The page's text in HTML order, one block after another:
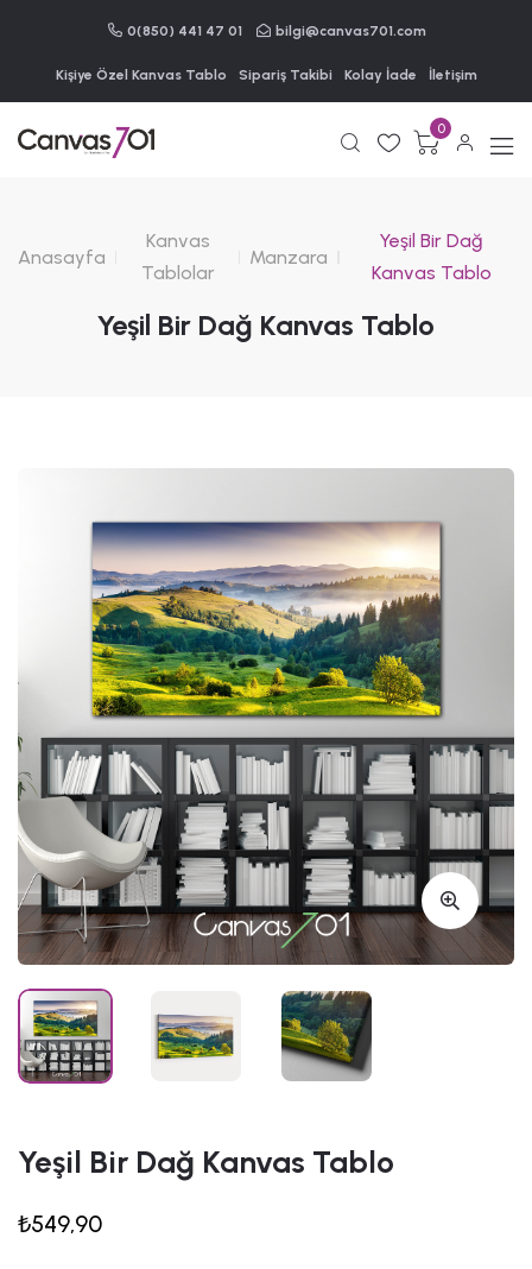
0(850) 441 47 01 bilgi@canvas701.com
Kişiye Özel Kanvas Tablo Sipariş Takibi Kolay İade İletişim
0
Anasayfa
Kanvas
Tablolar
Manzara
Yeşil Bir Dağ
Kanvas Tablo
Yeşil Bir Dağ Kanvas Tablo
Yeşil Bir Dağ Kanvas Tablo
₺549,90